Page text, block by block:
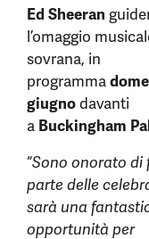
Ed Sheeran
l’omaggio
sovrana, in
programma
giugnodavanti
a Buckingham
“Sono onorato di
parte delle
sarà una
opportunità per